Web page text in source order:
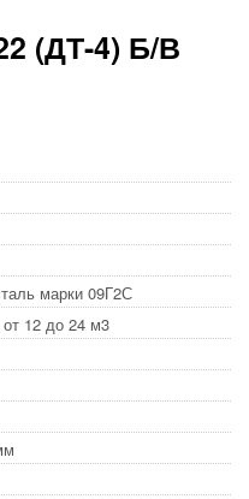
(ДТ-4) Б/В
марки 09Г2С
от 12 до 24 м3